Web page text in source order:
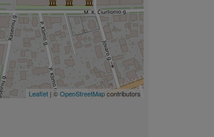
Leaflet| ©OpenStreetMapcontributors